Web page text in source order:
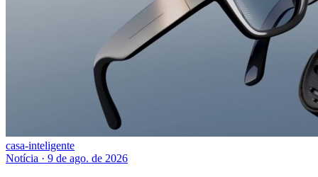
casa-inteligente
Notícia · 9 de ago. de 2026